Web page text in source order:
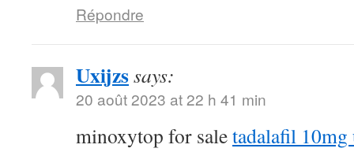
Répondre
Uxijzssays:
20 août 2023 at 22 h 41 min
minoxytop for saletadalafil 10mg